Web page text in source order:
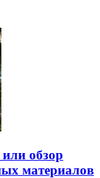
обзор
материалов